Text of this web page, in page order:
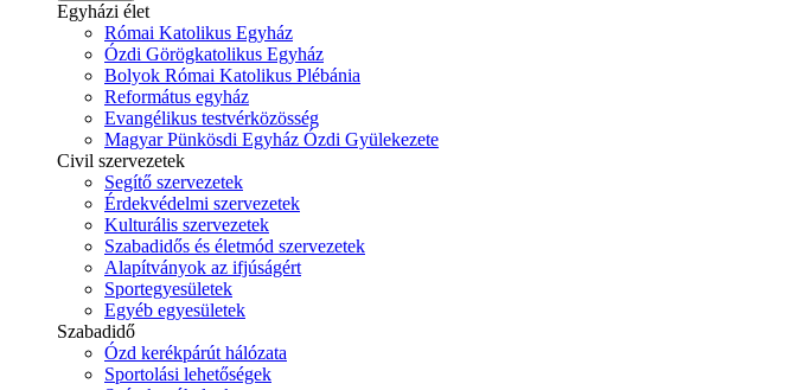
Egyházi élet
Római Katolikus Egyház
Ózdi Görögkatolikus Egyház
Bolyok Római Katolikus Plébánia
Református egyház
Evangélikus testvérközösség
Magyar Pünkösdi Egyház Ózdi Gyülekezete
Civil szervezetek
Segítő szervezetek
Érdekvédelmi szervezetek
Kulturális szervezetek
Szabadidős és életmód szervezetek
Alapítványok az ifjúságért
Sportegyesületek
Egyéb egyesületek
Szabadidő
Ózd kerékpárút hálózata
Sportolási lehetőségek